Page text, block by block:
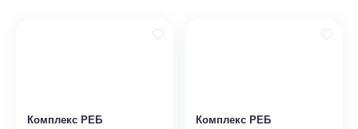
Комплекс РЕБ
Комплекс РЕБ